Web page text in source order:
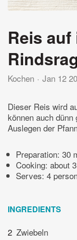
Reis
Kochen Jan 12
Dieser Reis wird
können auch
Auslegen der
Preparation: 30
Cooking: about
Serves: 4
INGREDIENTS
2 Zwiebeln